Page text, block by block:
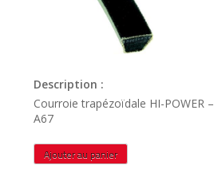
Description :
Courroie trapézoïdale HI-POWER –
A67
quantité
de
Ajouter au panier